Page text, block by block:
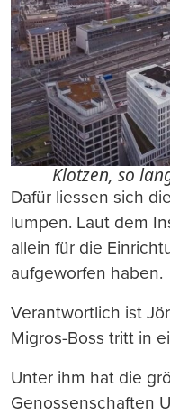
Klotzen, so
Dafür liessen sich
lumpen. Laut dem
allein für die
aufgeworfen haben.
Verantwortlich ist
Migros-Boss tritt in
Unter ihm hat die
Genossenschaften